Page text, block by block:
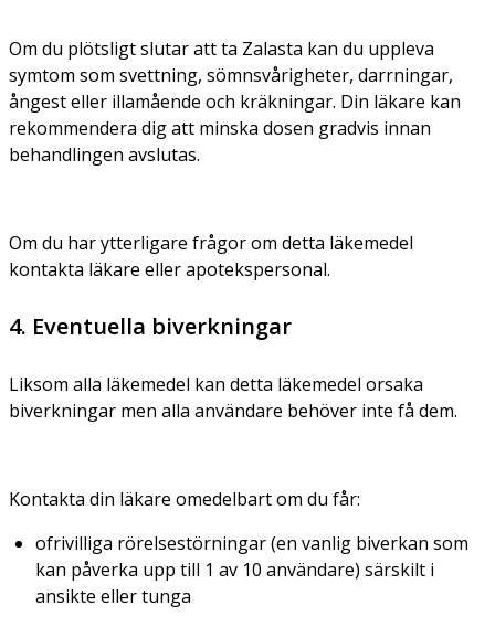
Om du plötsligt slutar att ta Zalasta kan du uppleva
symtom som svettning, sömnsvårigheter, darrningar,
ångest eller illamående och kräkningar. Din läkare kan
rekommendera dig att minska dosen gradvis innan
behandlingen avslutas.
Om du har ytterligare frågor om detta läkemedel
kontakta läkare eller apotekspersonal.
4. Eventuella biverkningar
Liksom alla läkemedel kan detta läkemedel orsaka
biverkningar men alla användare behöver inte få dem.
Kontakta din läkare omedelbart om du får:
ofrivilliga rörelsestörningar (en vanlig biverkan som
kan påverka upp till 1 av 10 användare) särskilt i
ansikte eller tunga